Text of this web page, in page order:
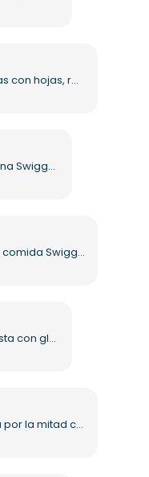
Granos de café realistas con hojas, renderizado 3D, PNG gratuito
Logotipo de entrega moderna Swiggy con forma de pin PNG gratis
Servicio de entrega de comida Swiggy, diseño moderno, PNG gratis
Corazón de chocolate realista con glaseado del Día de la Madre (PNG) gratis
Papaya fresca cortada por la mitad con hojas verdes PNG gratis